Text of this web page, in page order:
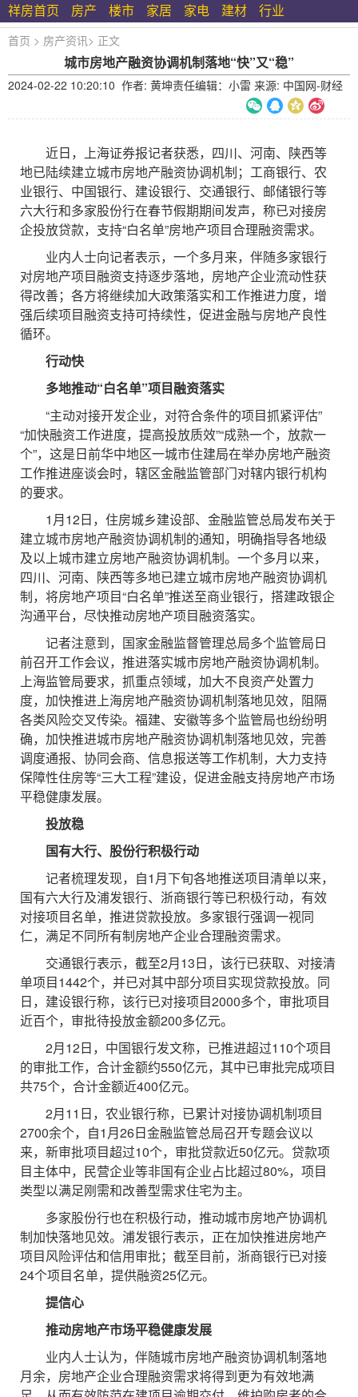
祥房首页 房产 楼市 家居 家电 建材 行业
首页 > 房产资讯> 正文
城市房地产融资协调机制落地“快”又“稳”
2024-02-22 10:20:10 作者: 黄坤责任编辑：小雷 来源: 中国网-财经
近日，上海证券报记者获悉，四川、河南、陕西等
地已陆续建立城市房地产融资协调机制；工商银行、农
业银行、中国银行、建设银行、交通银行、邮储银行等
六大行和多家股份行在春节假期期间发声，称已对接房
企投放贷款，支持“白名单”房地产项目合理融资需求。
业内人士向记者表示，一个多月来，伴随多家银行
对房地产项目融资支持逐步落地，房地产企业流动性获
得改善；各方将继续加大政策落实和工作推进力度，增
强后续项目融资支持可持续性，促进金融与房地产良性
循环。
行动快
多地推动“白名单”项目融资落实
“主动对接开发企业，对符合条件的项目抓紧评估”
“加快融资工作进度，提高投放质效”“成熟一个，放款一
个”，这是日前华中地区一城市住建局在举办房地产融资
工作推进座谈会时，辖区金融监管部门对辖内银行机构
的要求。
1月12日，住房城乡建设部、金融监管总局发布关于
建立城市房地产融资协调机制的通知，明确指导各地级
及以上城市建立房地产融资协调机制。一个多月以来，
四川、河南、陕西等多地已建立城市房地产融资协调机
制，将房地产项目“白名单”推送至商业银行，搭建政银企
沟通平台，尽快推动房地产项目融资落实。
记者注意到，国家金融监督管理总局多个监管局日
前召开工作会议，推进落实城市房地产融资协调机制。
上海监管局要求，抓重点领域，加大不良资产处置力
度，加快推进上海房地产融资协调机制落地见效，阻隔
各类风险交叉传染。福建、安徽等多个监管局也纷纷明
确，加快推进城市房地产融资协调机制落地见效，完善
调度通报、协同会商、信息报送等工作机制，大力支持
保障性住房等“三大工程”建设，促进金融支持房地产市场
平稳健康发展。
投放稳
国有大行、股份行积极行动
记者梳理发现，自1月下旬各地推送项目清单以来，
国有六大行及浦发银行、浙商银行等已积极行动，有效
对接项目名单，推进贷款投放。多家银行强调一视同
仁，满足不同所有制房地产企业合理融资需求。
交通银行表示，截至2月13日，该行已获取、对接清
单项目1442个，并已对其中部分项目实现贷款投放。同
日，建设银行称，该行已对接项目2000多个，审批项目
近百个，审批待投放金额200多亿元。
2月12日，中国银行发文称，已推进超过110个项目
的审批工作，合计金额约550亿元，其中已审批完成项目
共75个，合计金额近400亿元。
2月11日，农业银行称，已累计对接协调机制项目
2700余个，自1月26日金融监管总局召开专题会议以
来，新审批项目超过10个，审批贷款近50亿元。贷款项
目主体中，民营企业等非国有企业占比超过80%，项目
类型以满足刚需和改善型需求住宅为主。
多家股份行也在积极行动，推动城市房地产协调机
制加快落地见效。浦发银行表示，正在加快推进房地产
项目风险评估和信用审批；截至目前，浙商银行已对接
24个项目名单，提供融资25亿元。
提信心
推动房地产市场平稳健康发展
业内人士认为，伴随城市房地产融资协调机制落地
月余，房地产企业合理融资需求将得到更为有效地满